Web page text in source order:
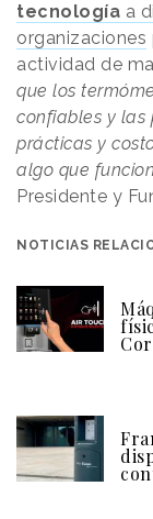
tecnología a
organizaciones
actividad de
que los
confiables y las
prácticas y
algo que
Presidente y
NOTICIAS